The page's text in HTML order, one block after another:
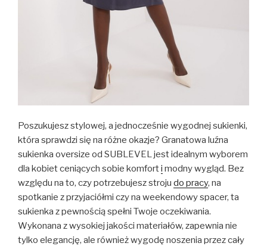
Poszukujesz stylowej, a jednocześnie wygodnej sukienki,
która sprawdzi się na różne okazje? Granatowa luźna
sukienka oversize od SUBLEVEL jest idealnym wyborem
dla kobiet ceniących sobie komforti modny wygląd. Bez
względu na to, czy potrzebujesz stroju do pracy, na
spotkanie z przyjaciółmi czy na weekendowy spacer, ta
sukienka z pewnością spełni Twoje oczekiwania.
Wykonana z wysokiej jakości materiałów, zapewnia nie
tylko elegancję, ale również wygodę noszenia przez cały